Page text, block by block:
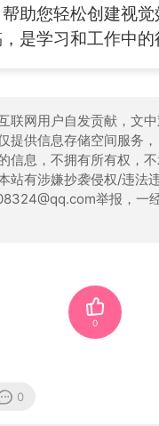
助您轻松创建视
是学习和工作中的
联网用户自发贡献，文
提供信息存储空间服务
信息，不拥有所有权，
站有涉嫌抄袭侵权/违法
举报，一
0
0